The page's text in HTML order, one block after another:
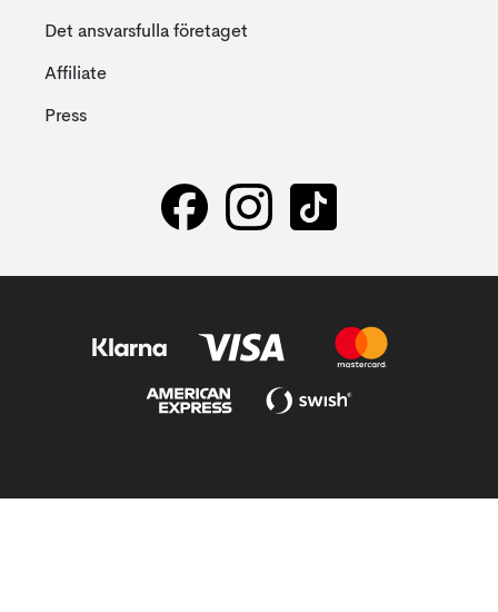
Det ansvarsfulla företaget
Affiliate
Press